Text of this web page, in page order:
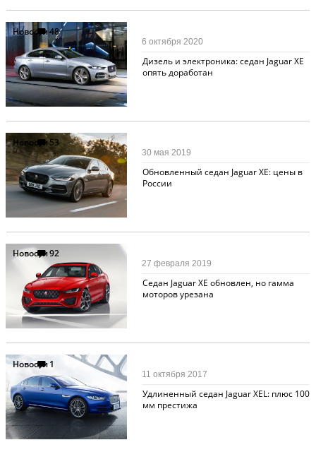
Новости48
Дизель и электроника: седан Jaguar XE
опять доработан
6 октября 2020
Новости53
Обновленный седан Jaguar XE: цены в
России
30 мая 2019
Новости92
Седан Jaguar XE обновлен, но гамма
моторов урезана
27 февраля 2019
Новости1
Удлиненный седан Jaguar XEL: плюс 100
мм престижа
11 октября 2017